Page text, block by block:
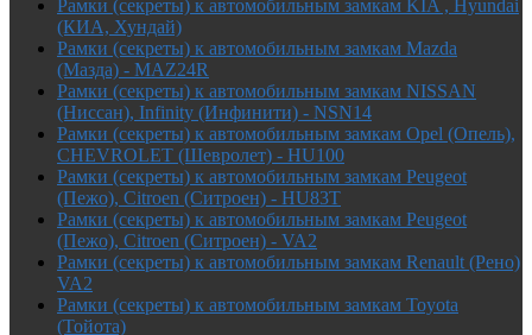
Рамки (секреты) к автомобильным замкам KIA , Hyundai
(КИА, Хундай)
Рамки (секреты) к автомобильным замкам Mazda
(Мазда) - MAZ24R
Рамки (секреты) к автомобильным замкам NISSAN
(Ниссан), Infinity (Инфинити) - NSN14
Рамки (секреты) к автомобильным замкам Opel (Опель),
CHEVROLET (Шевролет) - HU100
Рамки (секреты) к автомобильным замкам Peugeot
(Пежо), Citroen (Ситроен) - HU83T
Рамки (секреты) к автомобильным замкам Peugeot
(Пежо), Citroen (Ситроен) - VA2
Рамки (секреты) к автомобильным замкам Renault (Рено)
VA2
Рамки (секреты) к автомобильным замкам Toyota
(Тойота)